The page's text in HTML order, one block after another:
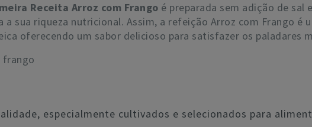
Receita Arroz com Frango é preparada sem adição de sal
sua riqueza nutricional. Assim, a refeição Arroz com Frango é
oferecendo um sabor delicioso para satisfazer os paladares
frango
especialmente cultivados e selecionados para